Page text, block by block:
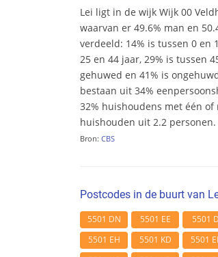
Lei ligt in de wijk Wijk 00
waarvan er 49.6% man en
verdeeld: 14% is tussen 0 en
25 en 44 jaar, 29% is tussen
gehuwed en 41% is
bestaan uit 34%
32% huishoudens met één
huishouden uit 2.2 personen.
Bron: CBS
Postcodes in de buurt van
5501 DN 5501 EE 5501
5501 EH
5501 KD 5501